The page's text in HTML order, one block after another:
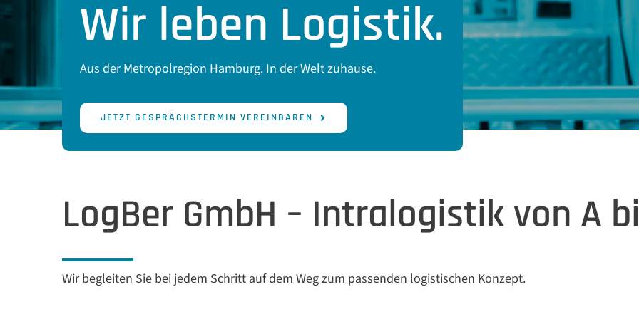
Wir leben Logistik.
Aus der Metropolregion Hamburg. In der Welt zuhause.
JETZT GESPRÄCHSTERMIN VEREINBAREN
LogBer GmbH – Intralogistik von A
Wir begleiten Sie bei jedem Schritt auf dem Weg zum passenden logistischen Konzept.